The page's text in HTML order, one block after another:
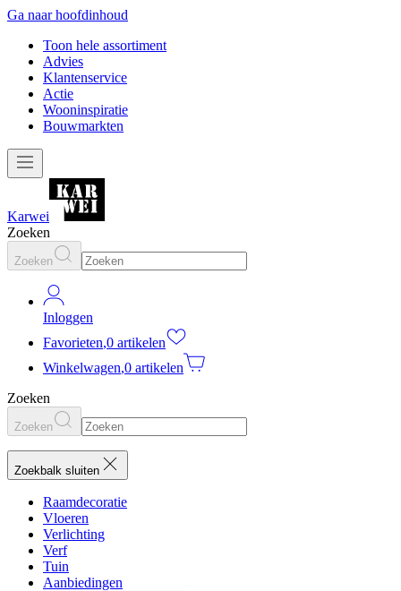
Ga naar hoofdinhoud
Toon hele assortiment
Advies
Klantenservice
Actie
Wooninspiratie
Bouwmarkten
Karwei
Zoeken
Zoeken
Inloggen
Favorieten,0 artikelen
Winkelwagen,0 artikelen
Zoeken
Zoeken
Zoekbalk sluiten
Raamdecoratie
Vloeren
Verlichting
Verf
Tuin
Aanbiedingen